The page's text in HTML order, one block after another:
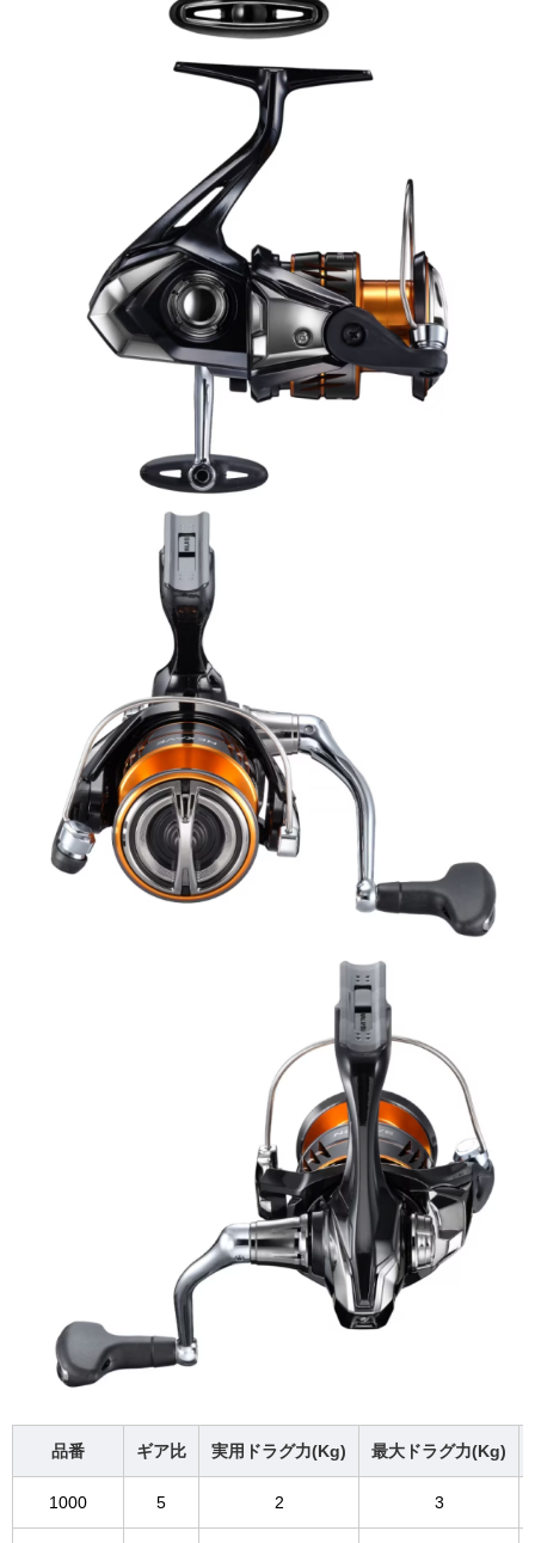
品番 ギア比 実用ドラグ力(Kg) 最大ドラグ力(Kg)
1000 5 2 3